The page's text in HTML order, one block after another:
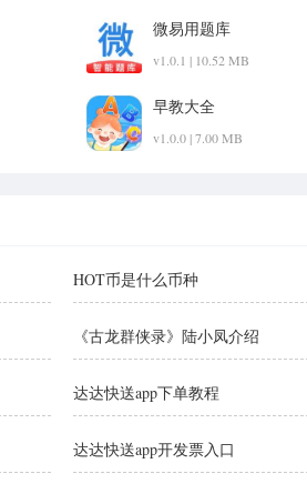
微易用题库
v1.0.1 | 10.52 MB
早教大全
v1.0.0 | 7.00 MB
HOT币是什么币种
《古龙群侠录》陆小凤介绍
达达快送app下单教程
达达快送app开发票入口